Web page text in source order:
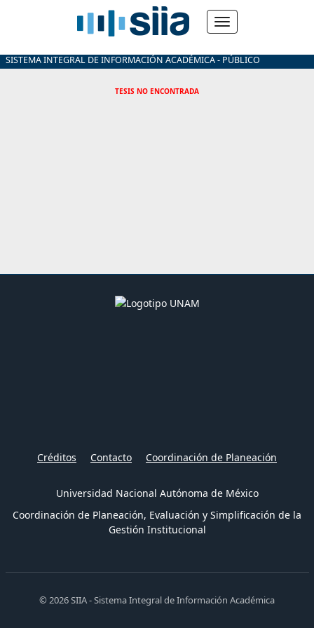
SISTEMA INTEGRAL DE INFORMACIÓN ACADÉMICA - PÚBLICO
TESIS NO ENCONTRADA
Créditos Contacto Coordinación de Planeación
Universidad Nacional Autónoma de México
Coordinación de Planeación, Evaluación y Simplificación de la
Gestión Institucional
© 2026 SIIA - Sistema Integral de Información Académica